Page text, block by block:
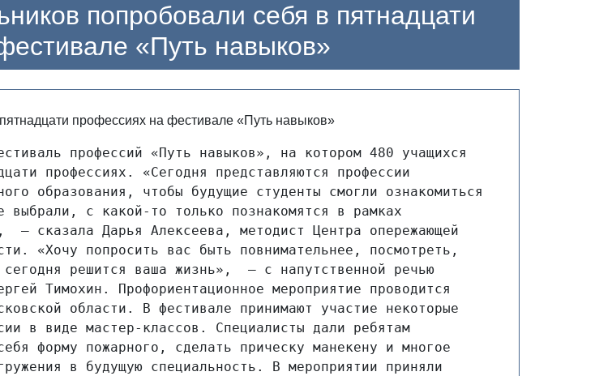
попробовали себя в пятнадцати
«Путь навыков»
профессий «Путь навыков», на котором 480 учащихся
профессиях. «Сегодня представляются профессии
образования, чтобы будущие студенты смогли ознакомиться
с какой-то только познакомятся в рамках
сказала Дарья Алексеева, методист Центра опережающей
«Хочу попросить вас быть повнимательнее, посмотреть,
решится ваша жизнь»,  — с напутственной речью
Тимохин. Профориентационное мероприятие проводится
области. В фестивале принимают участие некоторые
в виде мастер-классов. Специалисты дали ребятам
форму пожарного, сделать прическу манекену и многое
в будущую специальность. В мероприятии приняли